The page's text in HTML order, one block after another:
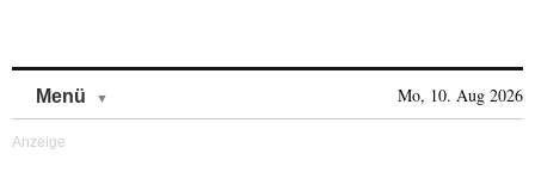
Menü Mo, 10. Aug 2026